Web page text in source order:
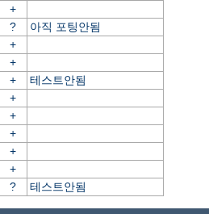
+
?
아직 포팅안됨
+
+
+
테스트안됨
+
+
+
+
+
? 테스트안됨